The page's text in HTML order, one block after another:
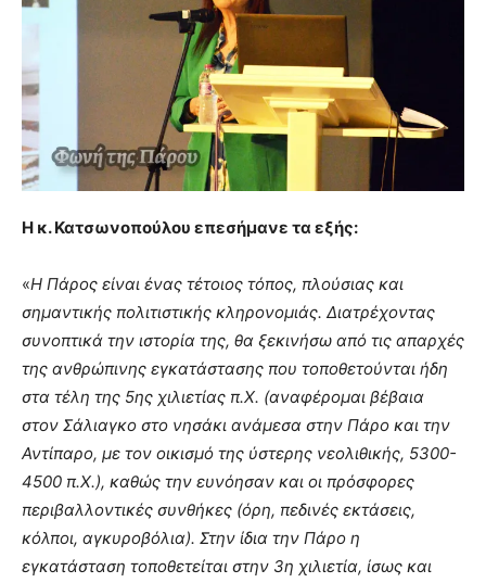
Η κ. Κατσωνοπούλου επεσήμανε τα εξής:
«Η Πάρος είναι ένας τέτοιος τόπος, πλούσιας και
σημαντικής πολιτιστικής κληρονομιάς. Διατρέχοντας
συνοπτικά την ιστορία της, θα ξεκινήσω από τις απαρχές
της ανθρώπινης εγκατάστασης που τοποθετούνται ήδη
στα τέλη της 5ης χιλιετίας π.Χ. (αναφέρομαι βέβαια
στον Σάλιαγκο στο νησάκι ανάμεσα στην Πάρο και την
Αντίπαρο, με τον οικισμό της ύστερης νεολιθικής, 5300-
4500 π.Χ.), καθώς την ευνόησαν και οι πρόσφορες
περιβαλλοντικές συνθήκες (όρη, πεδινές εκτάσεις,
κόλποι, αγκυροβόλια). Στην ίδια την Πάρο η
εγκατάσταση τοποθετείται στην 3η χιλιετία, ίσως και